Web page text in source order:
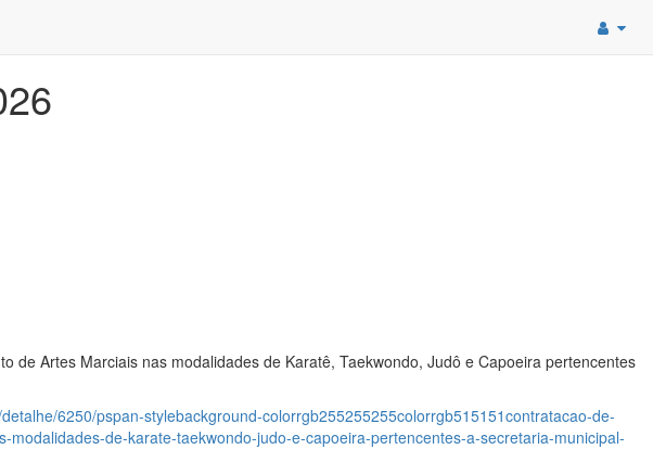
de Artes Marciais nas modalidades de Karatê, Taekwondo, Judô e Capoeira pertencentes
6250/pspan-stylebackground-colorrgb255255255colorrgb515151contratacao-de-
de-karate-taekwondo-judo-e-capoeira-pertencentes-a-secretaria-municipal-